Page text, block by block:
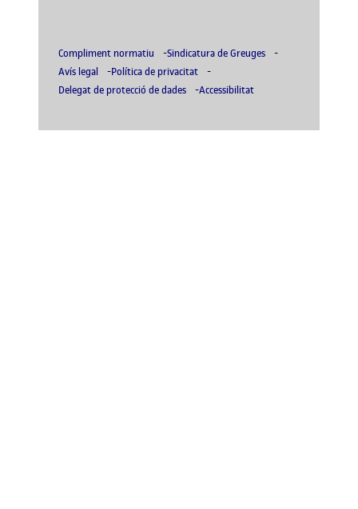
Compliment normatiu
Sindicatura de Greuges
Avís legal
Política de privacitat
Delegat de protecció de dades
Accessibilitat